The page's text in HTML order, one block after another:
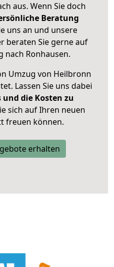
aus. Wenn Sie doch
Beratung
uns an und unsere
beraten Sie gerne auf
nach Ronhausen.
Umzug von Heilbronn
Lassen Sie uns dabei
und die Kosten zu
sich auf Ihren neuen
freuen können.
erhalten